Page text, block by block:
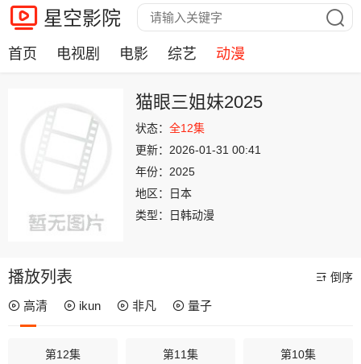
星空影院
首页 电视剧 电影 综艺 动漫
猫眼三姐妹2025
状态： 全12集
更新： 2026-01-31 00:41
年份： 2025
地区：
日本
类型：
日韩动漫
播放列表 倒序
高清 ikun 非凡 量子
第12集 第11集 第10集